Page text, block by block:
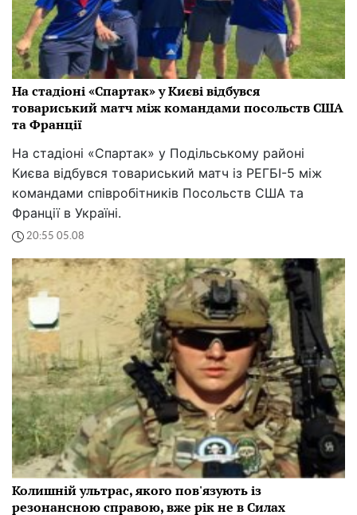
На стадіоні «Спартак» у Києві відбувся
товариський матч між командами посольств США
та Франції
На стадіоні «Спартак» у Подільському районі
Києва відбувся товариський матч із РЕГБІ-5 між
командами співробітників Посольств США та
Франції в Україні.
20:55 05.08
Колишній ультрас, якого пов'язують із
резонансною справою, вже рік не в Силах